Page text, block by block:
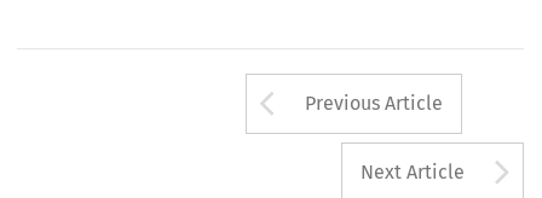
Arrow button
Previous Article
Next Article